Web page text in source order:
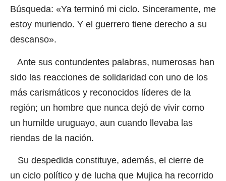
Búsqueda: «Ya terminó mi ciclo. Sinceramente, me
estoy muriendo. Y el guerrero tiene derecho a su
descanso».
Ante sus contundentes palabras, numerosas han
sido las reacciones de solidaridad con uno de los
más carismáticos y reconocidos líderes de la
región; un hombre que nunca dejó de vivir como
un humilde uruguayo, aun cuando llevaba las
riendas de la nación.
Su despedida constituye, además, el cierre de
un ciclo político y de lucha que Mujica ha recorrido